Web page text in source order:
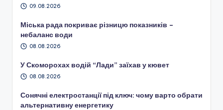
09.08.2026
Міська рада покриває різницю показників –
небаланс води
08.08.2026
У Скоморохах водій “Лади” заїхав у кювет
08.08.2026
Сонячні електростанції під ключ: чому варто обрати
альтернативну енергетику